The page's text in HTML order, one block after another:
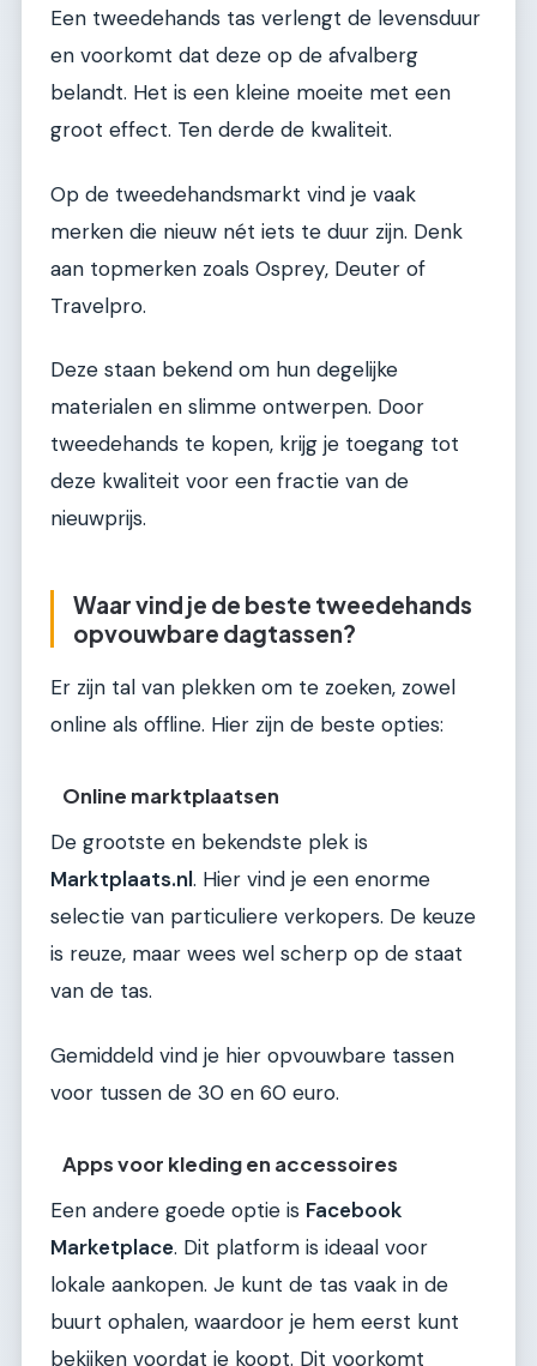
Een tweedehands tas verlengt de levensduur
en voorkomt dat deze op de afvalberg
belandt. Het is een kleine moeite met een
groot effect. Ten derde de kwaliteit.
Op de tweedehandsmarkt vind je vaak
merken die nieuw nét iets te duur zijn. Denk
aan topmerken zoals Osprey, Deuter of
Travelpro.
Deze staan bekend om hun degelijke
materialen en slimme ontwerpen. Door
tweedehands te kopen, krijg je toegang tot
deze kwaliteit voor een fractie van de
nieuwprijs.
Waar vind je de beste tweedehands
opvouwbare dagtassen?
Er zijn tal van plekken om te zoeken, zowel
online als offline. Hier zijn de beste opties:
Online marktplaatsen
De grootste en bekendste plek is
Marktplaats.nl. Hier vind je een enorme
selectie van particuliere verkopers. De keuze
is reuze, maar wees wel scherp op de staat
van de tas.
Gemiddeld vind je hier opvouwbare tassen
voor tussen de 30 en 60 euro.
Apps voor kleding en accessoires
Een andere goede optie is Facebook
Marketplace. Dit platform is ideaal voor
lokale aankopen. Je kunt de tas vaak in de
buurt ophalen, waardoor je hem eerst kunt
bekijken voordat je koopt. Dit voorkomt